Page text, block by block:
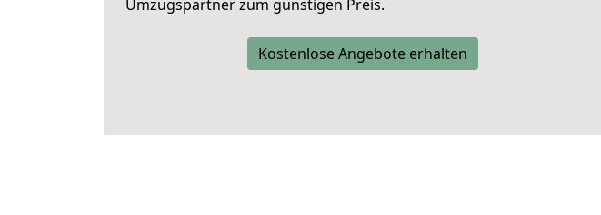
Umzugspartner zum günstigen Preis.
Kostenlose Angebote erhalten